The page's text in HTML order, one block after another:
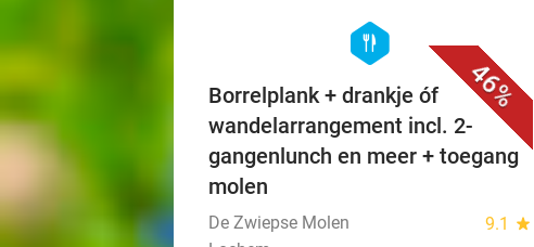
46%
hexagon
food
Borrelplank + drankje óf
wandelarrangement incl. 2-
gangenlunch en meer + toegang
molen
De Zwiepse Molen 9.1 star